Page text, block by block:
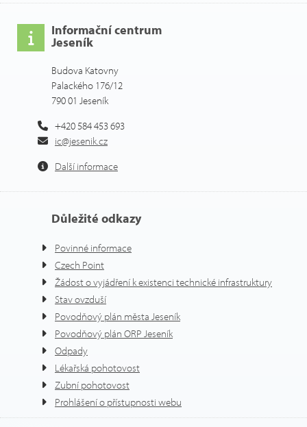
Informační centrum
Jeseník
Budova Katovny
Palackého 176/12
790 01 Jeseník
+420 584 453 693
ic@jesenik.cz
Další informace
Důležité odkazy
Povinné informace
Czech Point
Žádost o vyjádření k existenci technické infrastruktury
Stav ovzduší
Povodňový plán města Jeseník
Povodňový plán ORP Jeseník
Odpady
Lékařská pohotovost
Zubní pohotovost
Prohlášení o přístupnosti webu